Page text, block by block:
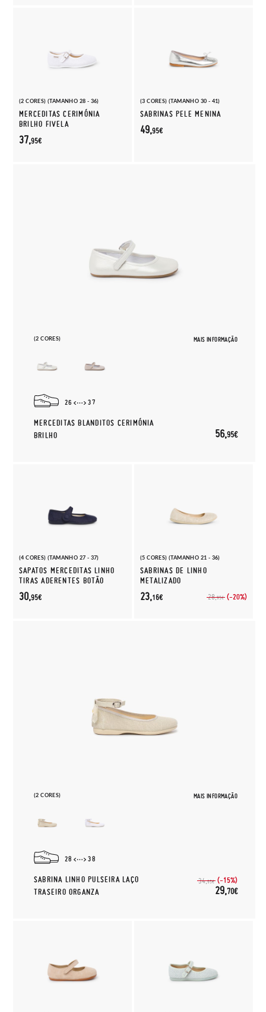
(2 CORES) (TAMANHO 28 - 36)
MERCEDITAS CERIMÓNIA
BRILHO FIVELA
37,95€
(3 CORES) (TAMANHO 30 - 41)
SABRINAS PELE MENINA
49,95€
(2 CORES) MAIS INFORMAÇÃO
26 37
MERCEDITAS BLANDITOS CERIMÓNIA
BRILHO
56,95€
(4 CORES) (TAMANHO 27 - 37)
SAPATOS MERCEDITAS LINHO
TIRAS ADERENTES BOTÃO
30,95€
(5 CORES) (TAMANHO 21 - 36)
SABRINAS DE LINHO
METALIZADO
28,95€ (-20%)
23,16€
(2 CORES) MAIS INFORMAÇÃO
28 38
SABRINA LINHO PULSEIRA LAÇO
TRASEIRO ORGANZA
34,95€ (-15%)
29,70€